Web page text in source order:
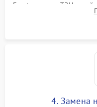
Frost, включая ТЭН
платы
4. Замена